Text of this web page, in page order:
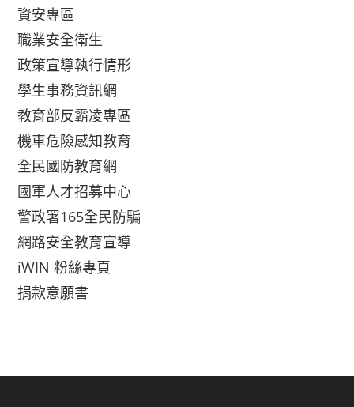
資安專區
職業安全衛生
政策宣導執行情形
學生事務資訊網
教育部反霸凌專區
機車危險感知教育
全民國防教育網
國軍人才招募中心
警政署165全民防騙
網路安全教育宣導
iWIN 粉絲專頁
捐款意願書